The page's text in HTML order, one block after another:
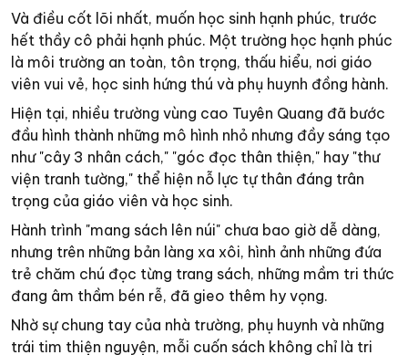
Và điều cốt lõi nhất, muốn học sinh hạnh phúc, trước
hết thầy cô phải hạnh phúc. Một trường học hạnh phúc
là môi trường an toàn, tôn trọng, thấu hiểu, nơi giáo
viên vui vẻ, học sinh hứng thú và phụ huynh đồng hành.
Hiện tại, nhiều trường vùng cao Tuyên Quang đã bước
đầu hình thành những mô hình nhỏ nhưng đầy sáng tạo
như "cây 3 nhân cách," "góc đọc thân thiện," hay "thư
viện tranh tường," thể hiện nỗ lực tự thân đáng trân
trọng của giáo viên và học sinh.
Hành trình "mang sách lên núi" chưa bao giờ dễ dàng,
nhưng trên những bản làng xa xôi, hình ảnh những đứa
trẻ chăm chú đọc từng trang sách, những mầm tri thức
đang âm thầm bén rễ, đã gieo thêm hy vọng.
Nhờ sự chung tay của nhà trường, phụ huynh và những
trái tim thiện nguyện, mỗi cuốn sách không chỉ là tri